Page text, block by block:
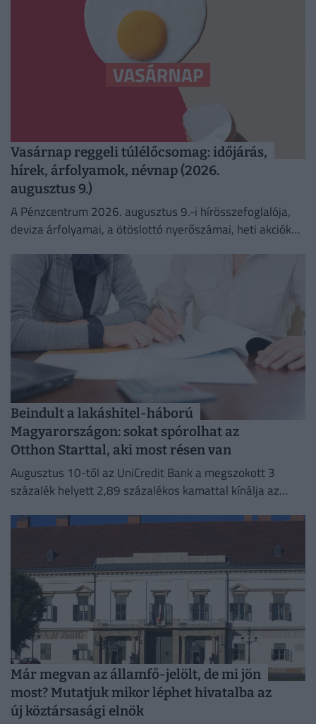
Vasárnap reggeli túlélőcsomag: időjárás,
hírek, árfolyamok, névnap (2026.
augusztus 9.)
A Pénzcentrum 2026. augusztus 9.-i hírösszefoglalója,
deviza árfolyamai, a ötöslottó nyerőszámai, heti akciók
Beindult a lakáshitel-háború
Magyarországon: sokat spórolhat az
Otthon Starttal, aki most résen van
Augusztus 10-től az UniCredit Bank a megszokott 3
százalék helyett 2,89 százalékos kamattal kínálja az
Már megvan az államfő-jelölt, de mi jön
most? Mutatjuk mikor léphet hivatalba az
új köztársasági elnök